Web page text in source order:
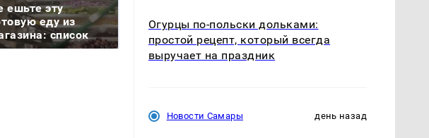
ешьте эту
еду из
список
жестокое убийство
криптомиллионера
падению вертолета на
Кавказе: читать здесь
Огурцы по‑польски дольками:
простой рецепт, который всегда
выручает на праздник
Новости Самары день назад